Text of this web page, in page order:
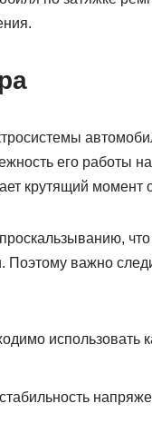
его работы
крутящий момент
Поэтому важно
использовать